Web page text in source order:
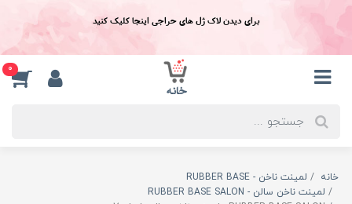
برای دیدن لاک ژل های حراجی اینجا کلیک کنید
0
خانه
لمینت ناخن - RUBBER BASE
لمینت ناخن سالن - RUBBER BASE SALON